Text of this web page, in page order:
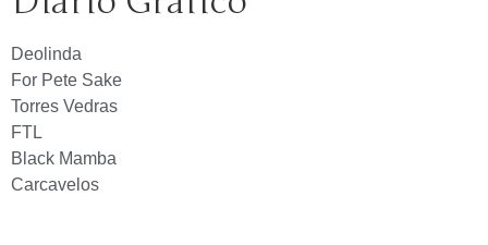
Deolinda
For Pete Sake
Torres Vedras
FTL
Black Mamba
Carcavelos